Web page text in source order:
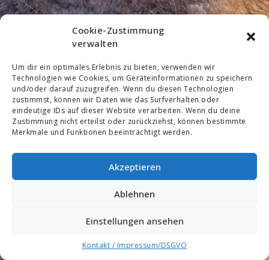
Cookie-Zustimmung
verwalten
Um dir ein optimales Erlebnis zu bieten, verwenden wir
Technologien wie Cookies, um Geräteinformationen zu speichern
und/oder darauf zuzugreifen. Wenn du diesen Technologien
zustimmst, können wir Daten wie das Surfverhalten oder
eindeutige IDs auf dieser Website verarbeiten. Wenn du deine
Zustimmung nicht erteilst oder zurückziehst, können bestimmte
Merkmale und Funktionen beeinträchtigt werden.
Akzeptieren
Ablehnen
Einstellungen ansehen
Kontakt / Impressum/DSGVO